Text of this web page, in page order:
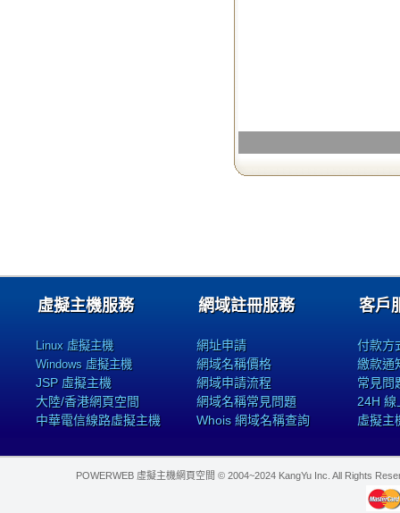
虛擬主機服務
Linux 虛擬主機
Windows 虛擬主機
JSP 虛擬主機
大陸/香港網頁空間
中華電信線路虛擬主機
網域註冊服務
網址申請
網域名稱價格
網域申請流程
網域名稱常見問題
Whois 網域名稱查詢
客戶
付款方
繳款通
常見問
24H 線
虛擬主
POWERWEB 虛擬主機網頁空間 © 2004~2024 KangYu Inc. All Rights